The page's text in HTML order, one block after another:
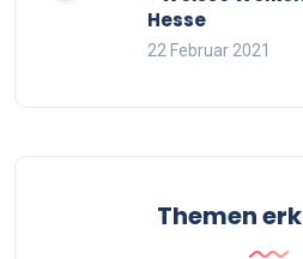
Hesse
22 Februar 2021
Themen